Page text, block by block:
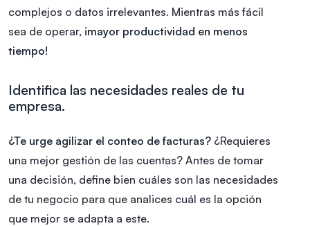
complejos o datos irrelevantes. Mientras más fácil
sea de operar, ¡mayor productividad en menos
tiempo!
Identifica las necesidades reales de tu
empresa.
¿Te urge agilizar el conteo de facturas? ¿Requieres
una mejor gestión de las cuentas? Antes de tomar
una decisión, define bien cuáles son las necesidades
de tu negocio para que analices cuál es la opción
que mejor se adapta a este.